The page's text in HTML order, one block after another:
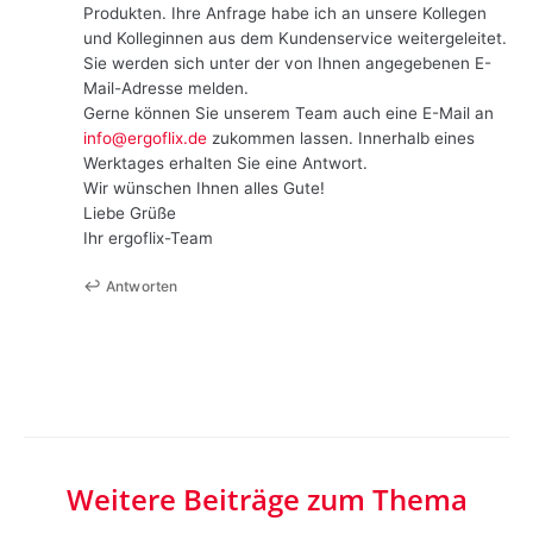
Produkten. Ihre Anfrage habe ich an unsere Kollegen
und Kolleginnen aus dem Kundenservice weitergeleitet.
Sie werden sich unter der von Ihnen angegebenen E-
Mail-Adresse melden.
Gerne können Sie unserem Team auch eine E-Mail an
info@ergoflix.de zukommen lassen. Innerhalb eines
Werktages erhalten Sie eine Antwort.
Wir wünschen Ihnen alles Gute!
Liebe Grüße
Ihr ergoflix-Team
Antworten
Weitere Beiträge zum Thema